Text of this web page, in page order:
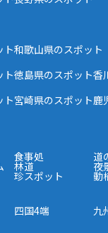
ト和歌山県のスポット
ト徳島県のスポット香
ト宮崎県のスポット鹿
食事処 道
林道 夜
珍スポット 動
四国4端 九